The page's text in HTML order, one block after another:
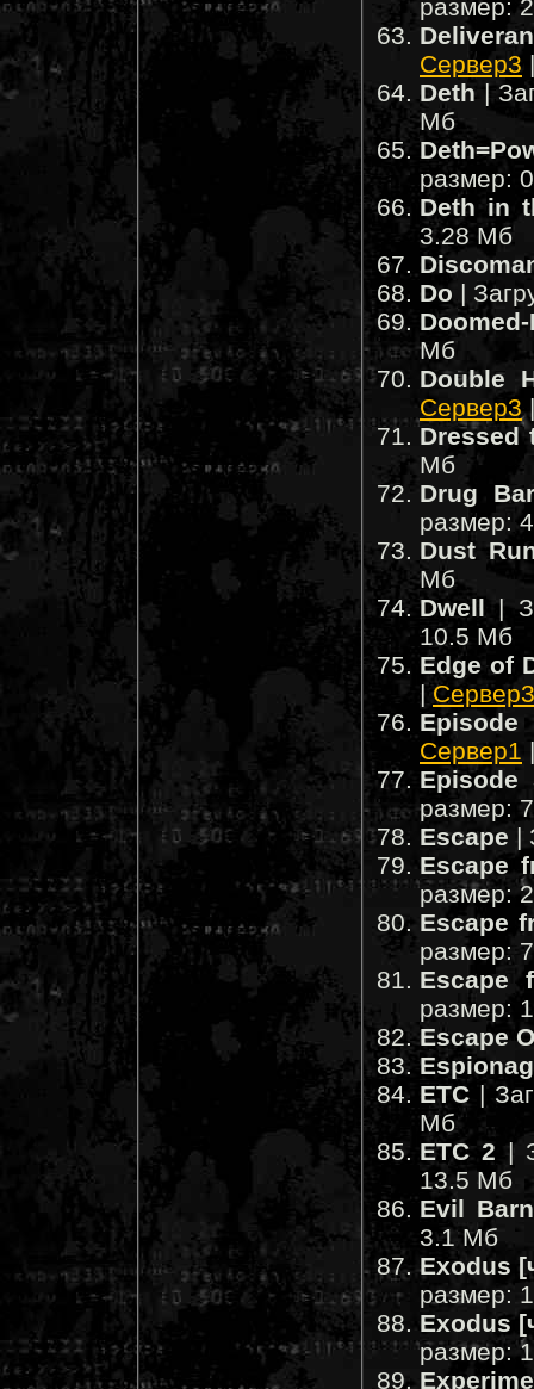
размер:
Сервер3
Deth |
Мб
размер:
Deth in
3.28 Мб
Do |
Мб
Double
Сервер3
Dressed
Мб
Drug
размер:
Dust
Мб
Dwell |
10.5 Мб
Edge of
|Сервер3
Сервер1
Episode
размер:
Escape |
Escape
размер:
Escape
размер:
Escape
размер:
Escape
ETC |
Мб
ETC 2 |
13.5 Мб
Evil
3.1 Мб
Exodus
размер:
Exodus
размер: